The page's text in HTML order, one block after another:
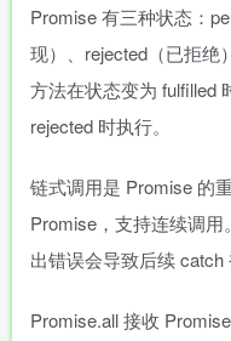
Promise 有三种状态：
现）、rejected（已拒绝
方法在状态变为 fulfilled
rejected 时执行。
链式调用是 Promise 的
Promise，支持连续调
出错误会导致后续 catch
Promise.all 接收